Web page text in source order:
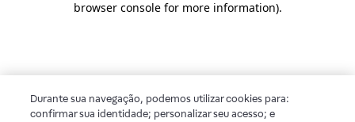
browser console for more information).
Durante sua navegação, podemos utilizar cookies para:
confirmar sua identidade; personalizar seu acesso; e